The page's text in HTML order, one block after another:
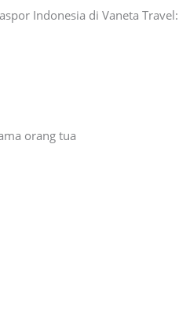
Indonesia di Vaneta Travel:
orang tua